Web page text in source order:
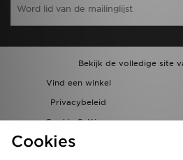
Bekijk de volledige site
Vind een winkel
Privacybeleid
Cookie Settings
Bestellingen en Levering
Cookies